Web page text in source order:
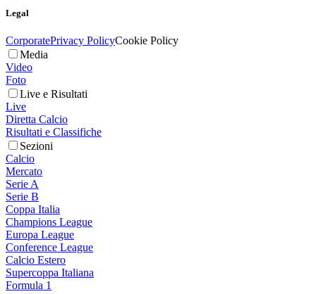
Legal
CorporatePrivacy PolicyCookie Policy
Media
Video
Foto
Live e Risultati
Live
Diretta Calcio
Risultati e Classifiche
Sezioni
Calcio
Mercato
Serie A
Serie B
Coppa Italia
Champions League
Europa League
Conference League
Calcio Estero
Supercoppa Italiana
Formula 1